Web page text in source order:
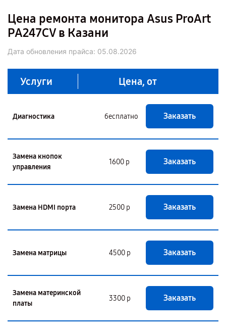
Цена ремонта монитора Asus ProArt
PA247CV в Казани
Дата обновления прайса: 05.08.2026
Услуги Цена, от
Диагностика бесплатно Заказать
Замена кнопок
управления
1600 р Заказать
Замена HDMI порта 2500 р Заказать
Замена матрицы 4500 р Заказать
Замена материнской
платы
3300 р Заказать